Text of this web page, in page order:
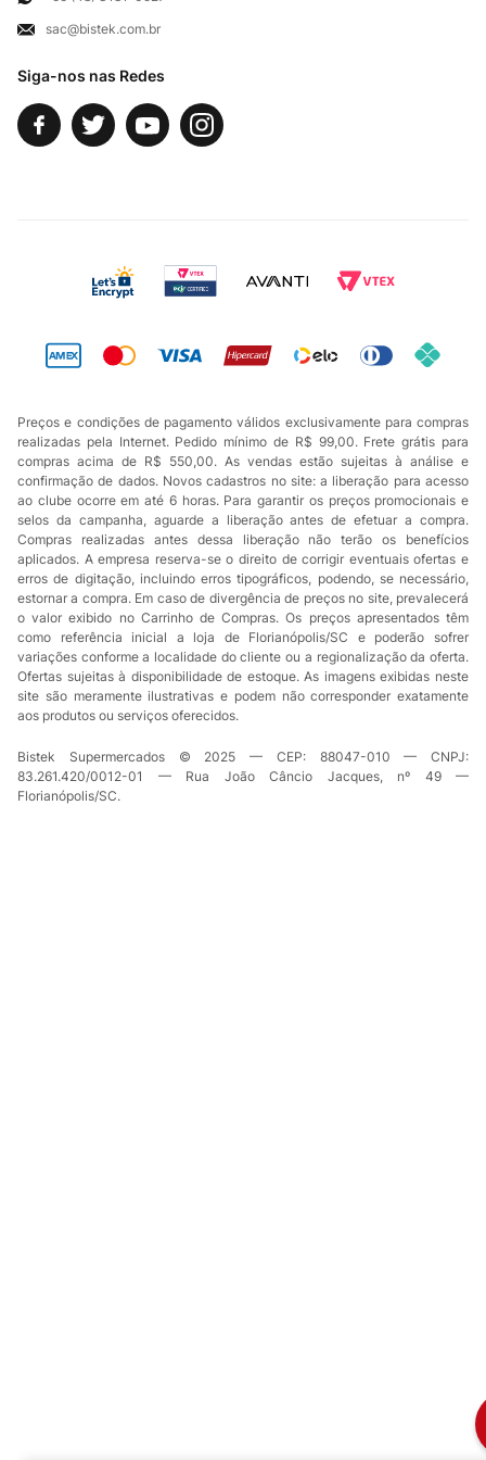
Siga-nos nas Redes
Fale Conosco
sac@bistek.com.br
Preços e condições de pagamento válidos exclusivamente para compras
realizadas pela Internet. Pedido mínimo de R$ 99,00. Frete grátis para
compras acima de R$ 550,00. As vendas estão sujeitas à análise e
confirmação de dados. Novos cadastros no site: a liberação para acesso
ao clube ocorre em até 6 horas. Para garantir os preços promocionais e
selos da campanha, aguarde a liberação antes de efetuar a compra.
Compras realizadas antes dessa liberação não terão os benefícios
aplicados. A empresa reserva-se o direito de corrigir eventuais ofertas e
erros de digitação, incluindo erros tipográficos, podendo, se necessário,
estornar a compra. Em caso de divergência de preços no site, prevalecerá
o valor exibido no Carrinho de Compras. Os preços apresentados têm
como referência inicial a loja de Florianópolis/SC e poderão sofrer
variações conforme a localidade do cliente ou a regionalização da oferta.
Ofertas sujeitas à disponibilidade de estoque. As imagens exibidas neste
site são meramente ilustrativas e podem não corresponder exatamente
aos produtos ou serviços oferecidos.
Bistek Supermercados © 2025 — CEP: 88047-010 — CNPJ:
83.261.420/0012-01 — Rua João Câncio Jacques, nº 49 —
Florianópolis/SC.